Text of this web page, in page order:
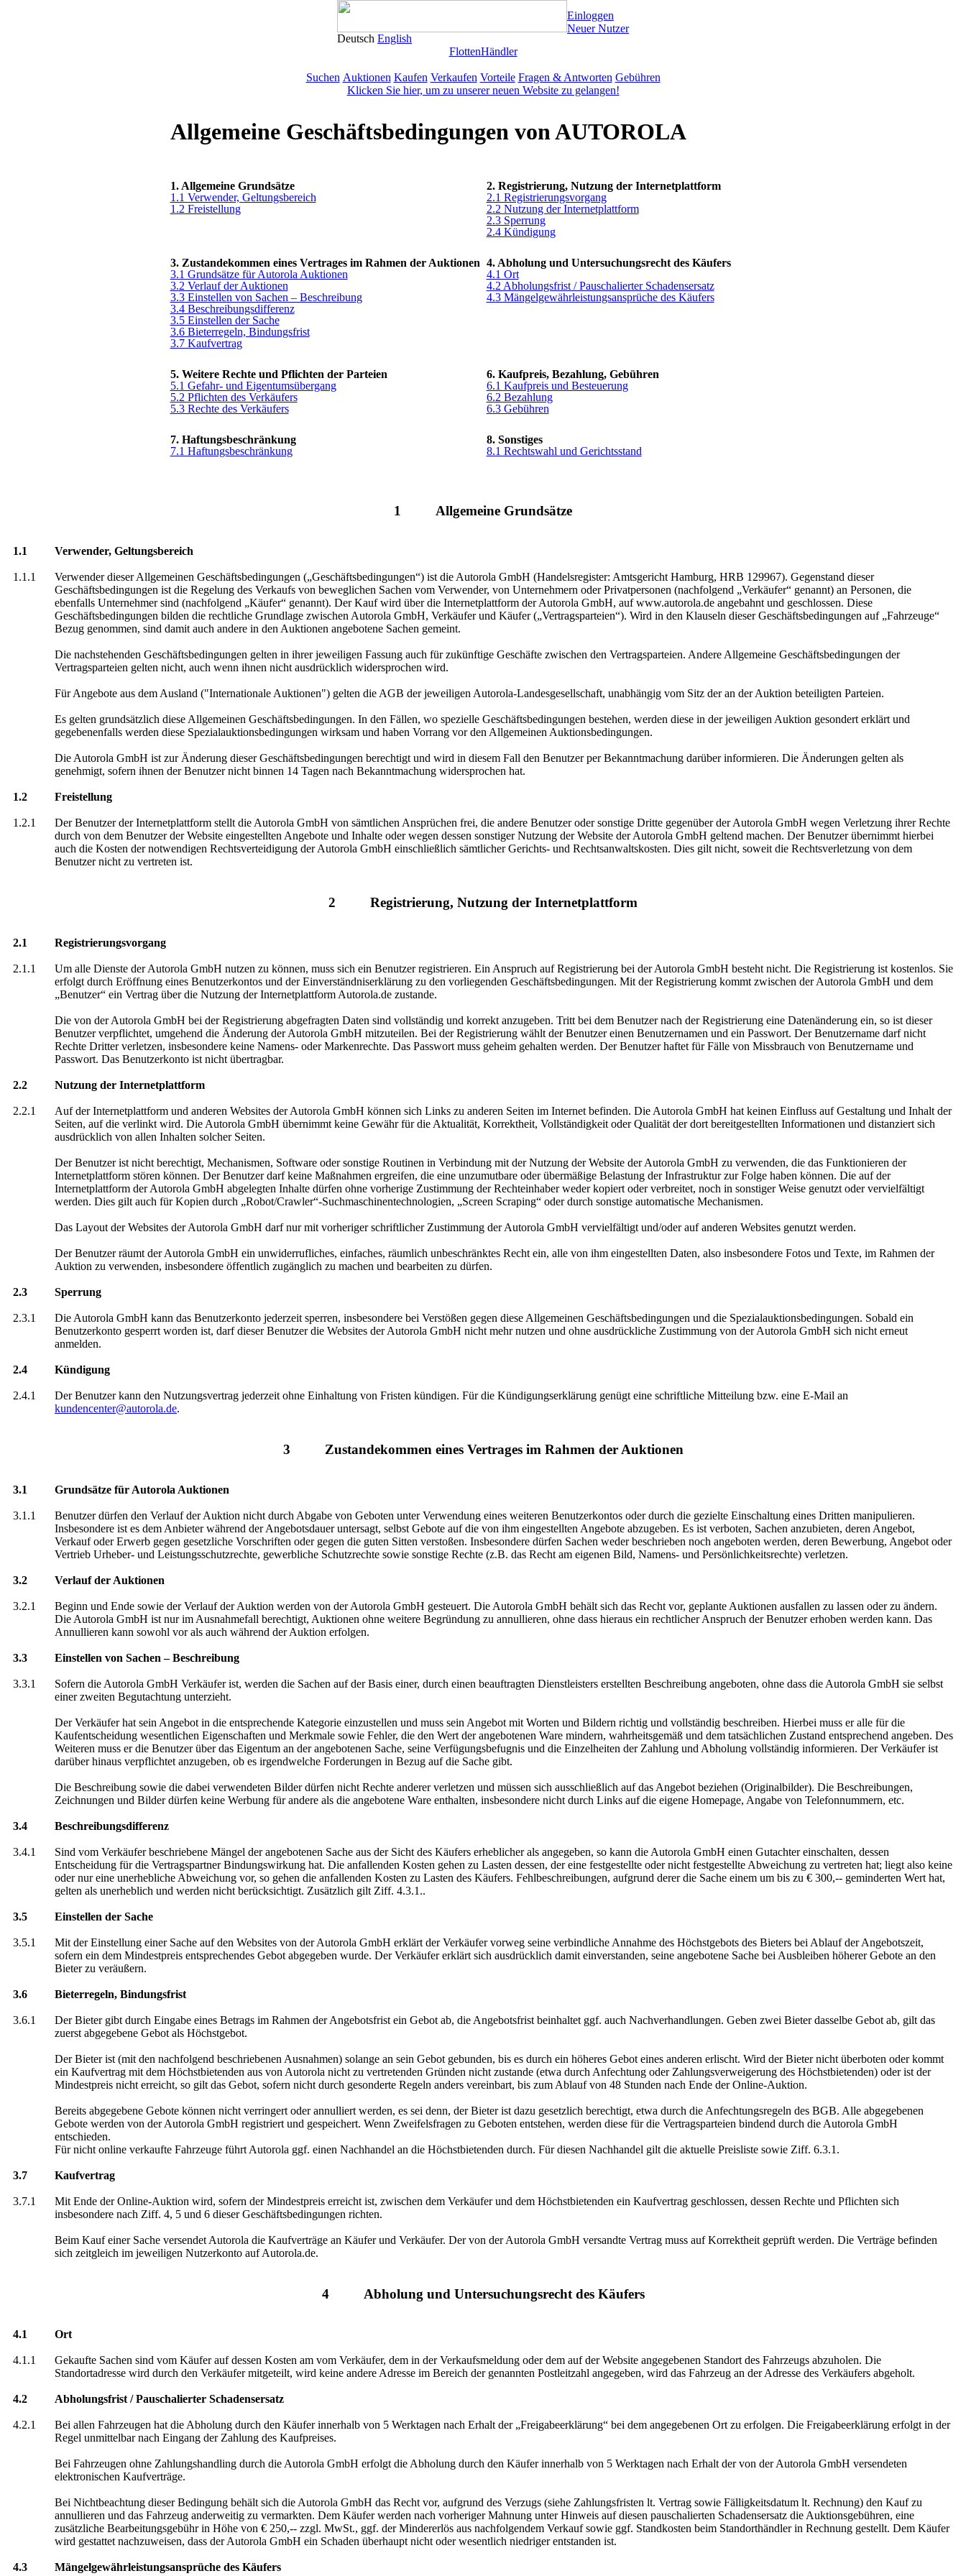
Deutsch English
Einloggen
Neuer Nutzer
FlottenHändler
Suchen Auktionen Kaufen Verkaufen Vorteile Fragen & Antworten Gebühren
Klicken Sie hier, um zu unserer neuen Website zu gelangen!
Allgemeine Geschäftsbedingungen von AUTOROLA
1. Allgemeine Grundsätze
1.1 Verwender, Geltungsbereich
1.2 Freistellung
2. Registrierung, Nutzung der Internetplattform
2.1 Registrierungsvorgang
2.2 Nutzung der Internetplattform
2.3 Sperrung
2.4 Kündigung
3. Zustandekommen eines Vertrages im Rahmen der Auktionen
3.1 Grundsätze für Autorola Auktionen
3.2 Verlauf der Auktionen
3.3 Einstellen von Sachen – Beschreibung
3.4 Beschreibungsdifferenz
3.5 Einstellen der Sache
3.6 Bieterregeln, Bindungsfrist
3.7 Kaufvertrag
4. Abholung und Untersuchungsrecht des Käufers
4.1 Ort
4.2 Abholungsfrist / Pauschalierter Schadensersatz
4.3 Mängelgewährleistungsansprüche des Käufers
5. Weitere Rechte und Pflichten der Parteien
5.1 Gefahr- und Eigentumsübergang
5.2 Pflichten des Verkäufers
5.3 Rechte des Verkäufers
6. Kaufpreis, Bezahlung, Gebühren
6.1 Kaufpreis und Besteuerung
6.2 Bezahlung
6.3 Gebühren
7. Haftungsbeschränkung
7.1 Haftungsbeschränkung
8. Sonstiges
8.1 Rechtswahl und Gerichtsstand
1 Allgemeine Grundsätze
1.1 Verwender, Geltungsbereich
1.1.1
Verwender dieser Allgemeinen Geschäftsbedingungen („Geschäftsbedingungen“) ist die Autorola GmbH (Handelsregister: Amtsgericht Hamburg, HRB 129967). Gegenstand dieser
Geschäftsbedingungen ist die Regelung des Verkaufs von beweglichen Sachen vom Verwender, von Unternehmern oder Privatpersonen (nachfolgend „Verkäufer“ genannt) an Personen, die
ebenfalls Unternehmer sind (nachfolgend „Käufer“ genannt). Der Kauf wird über die Internetplattform der Autorola GmbH, auf www.autorola.de angebahnt und geschlossen. Diese
Geschäftsbedingungen bilden die rechtliche Grundlage zwischen Autorola GmbH, Verkäufer und Käufer („Vertragsparteien“). Wird in den Klauseln dieser Geschäftsbedingungen auf „Fahrzeuge“
Bezug genommen, sind damit auch andere in den Auktionen angebotene Sachen gemeint.
Die nachstehenden Geschäftsbedingungen gelten in ihrer jeweiligen Fassung auch für zukünftige Geschäfte zwischen den Vertragsparteien. Andere Allgemeine Geschäftsbedingungen der
Vertragsparteien gelten nicht, auch wenn ihnen nicht ausdrücklich widersprochen wird.
Für Angebote aus dem Ausland ("Internationale Auktionen") gelten die AGB der jeweiligen Autorola-Landesgesellschaft, unabhängig vom Sitz der an der Auktion beteiligten Parteien.
Es gelten grundsätzlich diese Allgemeinen Geschäftsbedingungen. In den Fällen, wo spezielle Geschäftsbedingungen bestehen, werden diese in der jeweiligen Auktion gesondert erklärt und
gegebenenfalls werden diese Spezialauktionsbedingungen wirksam und haben Vorrang vor den Allgemeinen Auktionsbedingungen.
Die Autorola GmbH ist zur Änderung dieser Geschäftsbedingungen berechtigt und wird in diesem Fall den Benutzer per Bekanntmachung darüber informieren. Die Änderungen gelten als
genehmigt, sofern ihnen der Benutzer nicht binnen 14 Tagen nach Bekanntmachung widersprochen hat.
1.2 Freistellung
1.2.1
Der Benutzer der Internetplattform stellt die Autorola GmbH von sämtlichen Ansprüchen frei, die andere Benutzer oder sonstige Dritte gegenüber der Autorola GmbH wegen Verletzung ihrer Rechte
durch von dem Benutzer der Website eingestellten Angebote und Inhalte oder wegen dessen sonstiger Nutzung der Website der Autorola GmbH geltend machen. Der Benutzer übernimmt hierbei
auch die Kosten der notwendigen Rechtsverteidigung der Autorola GmbH einschließlich sämtlicher Gerichts- und Rechtsanwaltskosten. Dies gilt nicht, soweit die Rechtsverletzung von dem
Benutzer nicht zu vertreten ist.
2 Registrierung, Nutzung der Internetplattform
2.1 Registrierungsvorgang
2.1.1
Um alle Dienste der Autorola GmbH nutzen zu können, muss sich ein Benutzer registrieren. Ein Anspruch auf Registrierung bei der Autorola GmbH besteht nicht. Die Registrierung ist kostenlos. Sie
erfolgt durch Eröffnung eines Benutzerkontos und der Einverständniserklärung zu den vorliegenden Geschäftsbedingungen. Mit der Registrierung kommt zwischen der Autorola GmbH und dem
„Benutzer“ ein Vertrag über die Nutzung der Internetplattform Autorola.de zustande.
Die von der Autorola GmbH bei der Registrierung abgefragten Daten sind vollständig und korrekt anzugeben. Tritt bei dem Benutzer nach der Registrierung eine Datenänderung ein, so ist dieser
Benutzer verpflichtet, umgehend die Änderung der Autorola GmbH mitzuteilen. Bei der Registrierung wählt der Benutzer einen Benutzernamen und ein Passwort. Der Benutzername darf nicht
Rechte Dritter verletzen, insbesondere keine Namens- oder Markenrechte. Das Passwort muss geheim gehalten werden. Der Benutzer haftet für Fälle von Missbrauch von Benutzername und
Passwort. Das Benutzerkonto ist nicht übertragbar.
2.2 Nutzung der Internetplattform
2.2.1
Auf der Internetplattform und anderen Websites der Autorola GmbH können sich Links zu anderen Seiten im Internet befinden. Die Autorola GmbH hat keinen Einfluss auf Gestaltung und Inhalt der
Seiten, auf die verlinkt wird. Die Autorola GmbH übernimmt keine Gewähr für die Aktualität, Korrektheit, Vollständigkeit oder Qualität der dort bereitgestellten Informationen und distanziert sich
ausdrücklich von allen Inhalten solcher Seiten.
Der Benutzer ist nicht berechtigt, Mechanismen, Software oder sonstige Routinen in Verbindung mit der Nutzung der Website der Autorola GmbH zu verwenden, die das Funktionieren der
Internetplattform stören können. Der Benutzer darf keine Maßnahmen ergreifen, die eine unzumutbare oder übermäßige Belastung der Infrastruktur zur Folge haben können. Die auf der
Internetplattform der Autorola GmbH abgelegten Inhalte dürfen ohne vorherige Zustimmung der Rechteinhaber weder kopiert oder verbreitet, noch in sonstiger Weise genutzt oder vervielfältigt
werden. Dies gilt auch für Kopien durch „Robot/Crawler“-Suchmaschinentechnologien, „Screen Scraping“ oder durch sonstige automatische Mechanismen.
Das Layout der Websites der Autorola GmbH darf nur mit vorheriger schriftlicher Zustimmung der Autorola GmbH vervielfältigt und/oder auf anderen Websites genutzt werden.
Der Benutzer räumt der Autorola GmbH ein unwiderrufliches, einfaches, räumlich unbeschränktes Recht ein, alle von ihm eingestellten Daten, also insbesondere Fotos und Texte, im Rahmen der
Auktion zu verwenden, insbesondere öffentlich zugänglich zu machen und bearbeiten zu dürfen.
2.3 Sperrung
2.3.1
Die Autorola GmbH kann das Benutzerkonto jederzeit sperren, insbesondere bei Verstößen gegen diese Allgemeinen Geschäftsbedingungen und die Spezialauktionsbedingungen. Sobald ein
Benutzerkonto gesperrt worden ist, darf dieser Benutzer die Websites der Autorola GmbH nicht mehr nutzen und ohne ausdrückliche Zustimmung von der Autorola GmbH sich nicht erneut
anmelden.
2.4 Kündigung
2.4.1
Der Benutzer kann den Nutzungsvertrag jederzeit ohne Einhaltung von Fristen kündigen. Für die Kündigungserklärung genügt eine schriftliche Mitteilung bzw. eine E-Mail an
kundencenter@autorola.de.
3 Zustandekommen eines Vertrages im Rahmen der Auktionen
3.1 Grundsätze für Autorola Auktionen
3.1.1
Benutzer dürfen den Verlauf der Auktion nicht durch Abgabe von Geboten unter Verwendung eines weiteren Benutzerkontos oder durch die gezielte Einschaltung eines Dritten manipulieren.
Insbesondere ist es dem Anbieter während der Angebotsdauer untersagt, selbst Gebote auf die von ihm eingestellten Angebote abzugeben. Es ist verboten, Sachen anzubieten, deren Angebot,
Verkauf oder Erwerb gegen gesetzliche Vorschriften oder gegen die guten Sitten verstoßen. Insbesondere dürfen Sachen weder beschrieben noch angeboten werden, deren Bewerbung, Angebot oder
Vertrieb Urheber- und Leistungsschutzrechte, gewerbliche Schutzrechte sowie sonstige Rechte (z.B. das Recht am eigenen Bild, Namens- und Persönlichkeitsrechte) verletzen.
3.2 Verlauf der Auktionen
3.2.1
Beginn und Ende sowie der Verlauf der Auktion werden von der Autorola GmbH gesteuert. Die Autorola GmbH behält sich das Recht vor, geplante Auktionen ausfallen zu lassen oder zu ändern.
Die Autorola GmbH ist nur im Ausnahmefall berechtigt, Auktionen ohne weitere Begründung zu annullieren, ohne dass hieraus ein rechtlicher Anspruch der Benutzer erhoben werden kann. Das
Annullieren kann sowohl vor als auch während der Auktion erfolgen.
3.3 Einstellen von Sachen – Beschreibung
3.3.1
Sofern die Autorola GmbH Verkäufer ist, werden die Sachen auf der Basis einer, durch einen beauftragten Dienstleisters erstellten Beschreibung angeboten, ohne dass die Autorola GmbH sie selbst
einer zweiten Begutachtung unterzieht.
Der Verkäufer hat sein Angebot in die entsprechende Kategorie einzustellen und muss sein Angebot mit Worten und Bildern richtig und vollständig beschreiben. Hierbei muss er alle für die
Kaufentscheidung wesentlichen Eigenschaften und Merkmale sowie Fehler, die den Wert der angebotenen Ware mindern, wahrheitsgemäß und dem tatsächlichen Zustand entsprechend angeben. Des
Weiteren muss er die Benutzer über das Eigentum an der angebotenen Sache, seine Verfügungsbefugnis und die Einzelheiten der Zahlung und Abholung vollständig informieren. Der Verkäufer ist
darüber hinaus verpflichtet anzugeben, ob es irgendwelche Forderungen in Bezug auf die Sache gibt.
Die Beschreibung sowie die dabei verwendeten Bilder dürfen nicht Rechte anderer verletzen und müssen sich ausschließlich auf das Angebot beziehen (Originalbilder). Die Beschreibungen,
Zeichnungen und Bilder dürfen keine Werbung für andere als die angebotene Ware enthalten, insbesondere nicht durch Links auf die eigene Homepage, Angabe von Telefonnummern, etc.
3.4 Beschreibungsdifferenz
3.4.1
Sind vom Verkäufer beschriebene Mängel der angebotenen Sache aus der Sicht des Käufers erheblicher als angegeben, so kann die Autorola GmbH einen Gutachter einschalten, dessen
Entscheidung für die Vertragspartner Bindungswirkung hat. Die anfallenden Kosten gehen zu Lasten dessen, der eine festgestellte oder nicht festgestellte Abweichung zu vertreten hat; liegt also keine
oder nur eine unerhebliche Abweichung vor, so gehen die anfallenden Kosten zu Lasten des Käufers. Fehlbeschreibungen, aufgrund derer die Sache einem um bis zu € 300,-- geminderten Wert hat,
gelten als unerheblich und werden nicht berücksichtigt. Zusätzlich gilt Ziff. 4.3.1..
3.5 Einstellen der Sache
3.5.1
Mit der Einstellung einer Sache auf den Websites von der Autorola GmbH erklärt der Verkäufer vorweg seine verbindliche Annahme des Höchstgebots des Bieters bei Ablauf der Angebotszeit,
sofern ein dem Mindestpreis entsprechendes Gebot abgegeben wurde. Der Verkäufer erklärt sich ausdrücklich damit einverstanden, seine angebotene Sache bei Ausbleiben höherer Gebote an den
Bieter zu veräußern.
3.6 Bieterregeln, Bindungsfrist
3.6.1
Der Bieter gibt durch Eingabe eines Betrags im Rahmen der Angebotsfrist ein Gebot ab, die Angebotsfrist beinhaltet ggf. auch Nachverhandlungen. Geben zwei Bieter dasselbe Gebot ab, gilt das
zuerst abgegebene Gebot als Höchstgebot.
Der Bieter ist (mit den nachfolgend beschriebenen Ausnahmen) solange an sein Gebot gebunden, bis es durch ein höheres Gebot eines anderen erlischt. Wird der Bieter nicht überboten oder kommt
ein Kaufvertrag mit dem Höchstbietenden aus von Autorola nicht zu vertretenden Gründen nicht zustande (etwa durch Anfechtung oder Zahlungsverweigerung des Höchstbietenden) oder ist der
Mindestpreis nicht erreicht, so gilt das Gebot, sofern nicht durch gesonderte Regeln anders vereinbart, bis zum Ablauf von 48 Stunden nach Ende der Online-Auktion.
Bereits abgegebene Gebote können nicht verringert oder annulliert werden, es sei denn, der Bieter ist dazu gesetzlich berechtigt, etwa durch die Anfechtungsregeln des BGB. Alle abgegebenen
Gebote werden von der Autorola GmbH registriert und gespeichert. Wenn Zweifelsfragen zu Geboten entstehen, werden diese für die Vertragsparteien bindend durch die Autorola GmbH
entschieden.
Für nicht online verkaufte Fahrzeuge führt Autorola ggf. einen Nachhandel an die Höchstbietenden durch. Für diesen Nachhandel gilt die aktuelle Preisliste sowie Ziff. 6.3.1.
3.7 Kaufvertrag
3.7.1
Mit Ende der Online-Auktion wird, sofern der Mindestpreis erreicht ist, zwischen dem Verkäufer und dem Höchstbietenden ein Kaufvertrag geschlossen, dessen Rechte und Pflichten sich
insbesondere nach Ziff. 4, 5 und 6 dieser Geschäftsbedingungen richten.
Beim Kauf einer Sache versendet Autorola die Kaufverträge an Käufer und Verkäufer. Der von der Autorola GmbH versandte Vertrag muss auf Korrektheit geprüft werden. Die Verträge befinden
sich zeitgleich im jeweiligen Nutzerkonto auf Autorola.de.
4 Abholung und Untersuchungsrecht des Käufers
4.1 Ort
4.1.1
Gekaufte Sachen sind vom Käufer auf dessen Kosten am vom Verkäufer, dem in der Verkaufsmeldung oder dem auf der Website angegebenen Standort des Fahrzeugs abzuholen. Die
Standortadresse wird durch den Verkäufer mitgeteilt, wird keine andere Adresse im Bereich der genannten Postleitzahl angegeben, wird das Fahrzeug an der Adresse des Verkäufers abgeholt.
4.2 Abholungsfrist / Pauschalierter Schadensersatz
4.2.1
Bei allen Fahrzeugen hat die Abholung durch den Käufer innerhalb von 5 Werktagen nach Erhalt der „Freigabeerklärung“ bei dem angegebenen Ort zu erfolgen. Die Freigabeerklärung erfolgt in der
Regel unmittelbar nach Eingang der Zahlung des Kaufpreises.
Bei Fahrzeugen ohne Zahlungshandling durch die Autorola GmbH erfolgt die Abholung durch den Käufer innerhalb von 5 Werktagen nach Erhalt der von der Autorola GmbH versendeten
elektronischen Kaufverträge.
Bei Nichtbeachtung dieser Bedingung behält sich die Autorola GmbH das Recht vor, aufgrund des Verzugs (siehe Zahlungsfristen lt. Vertrag sowie Fälligkeitsdatum lt. Rechnung) den Kauf zu
annullieren und das Fahrzeug anderweitig zu vermarkten. Dem Käufer werden nach vorheriger Mahnung unter Hinweis auf diesen pauschalierten Schadensersatz die Auktionsgebühren, eine
zusätzliche Bearbeitungsgebühr in Höhe von € 250,-- zzgl. MwSt., ggf. der Mindererlös aus nachfolgendem Verkauf sowie ggf. Standkosten beim Standorthändler in Rechnung gestellt. Dem Käufer
wird gestattet nachzuweisen, dass der Autorola GmbH ein Schaden überhaupt nicht oder wesentlich niedriger entstanden ist.
4.3 Mängelgewährleistungsansprüche des Käufers